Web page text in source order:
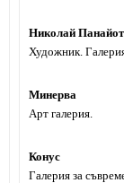
Николай
Художник.
Минерва
Арт галерия.
Конус
Галерия за